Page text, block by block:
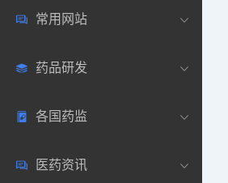
常用网站
中国常用
药圈资讯
邮箱登录
药品研发
药研数据库
药品说明书
各国药监
中国
医药资讯